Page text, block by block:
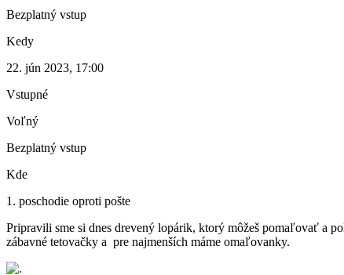
Bezplatný vstup
Kedy
22. jún 2023, 17:00
Vstupné
Voľný
Bezplatný vstup
Kde
1. poschodie oproti pošte
Pripravili sme si dnes drevený lopárik, ktorý môžeš pomaľovať a
zábavné tetovačky a pre najmenších máme omaľovanky.